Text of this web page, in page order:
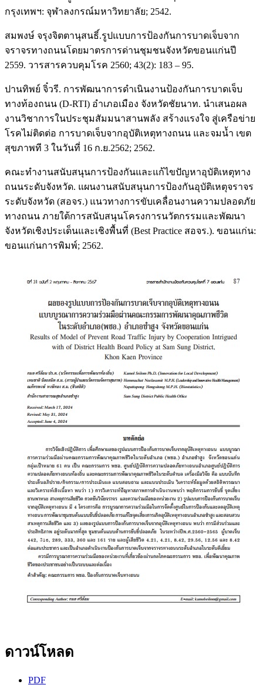
กรุงเทพฯ: จุฬาลงกรณ์มหาวิทยาลัย; 2542.
สมพงษ์ จรุงจิตตานุสนธิ์.รูปแบบการป้องกันการบาดเจ็บจาก
จราจรทางถนนโดยมาตรการด่านชุมชนจังหวัดขอนแก่นปี
2559. วารสารควบคุมโรค 2560; 43(2): 183 – 95.
ปานทิพย์ จิ๋วรี. การพัฒนาการดำเนินงานป้องกันการบาดเจ็บ
ทางท้องถนน (D-RTI) อำเภอเมือง จังหวัดชัยนาท. นำเสนอผล
งานวิชาการในประชุมสัมมนาสานพลัง สร้างแรงใจ สู่เครือข่าย
โรคไม่ติดต่อ การบาดเจ็บจากอุบัติเหตุทางถนน และจมน้ำ เขต
สุขภาพที 3 ในวันที่ 16 ก.ย.2562; 2562.
คณะทำงานสนับสนุนการป้องกันและแก้ไขปัญหาอุบัติเหตุทาง
ถนนระดับจังหวัด. แผนงานสนับสนุนการป้องกันอุบัติเหตุจราจร
ระดับจังหวัด (สอจร.) แนวทางการขับเคลื่อนงานความปลอดภัย
ทางถนน ภายใต้การสนับสนุนโครงการนวัตกรรมและพัฒนา
จังหวัดเชิงประเด็นและเชิงพื้นที่ (Best Practice สอจร.). ขอนแก่น:
ขอนแก่นการพิมพ์; 2562.
ดาวน์โหลด
PDF